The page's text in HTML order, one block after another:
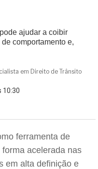
ajudar a coibir
comportamento e,
em Direito de Trânsito
10:30
ferramenta de
acelerada nas
em alta definição e